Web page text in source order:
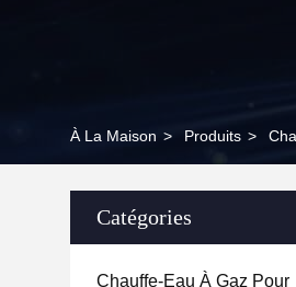
À La Maison > Produits >
Catégories
Chauffe-Eau À Gaz Pour